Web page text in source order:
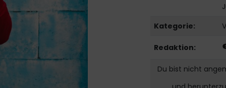
Kategorie:
Redaktion:
Du bist nicht